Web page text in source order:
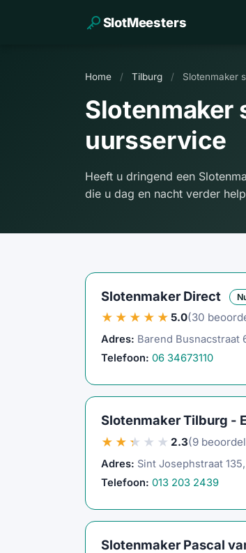
SlotMeesters
Home / Tilburg / Slotenmaker
Slotenmaker
uursservice
Heeft u dringend een
die u dag en nacht verder
Slotenmaker Direct
★★★★★ 5.0(30
Adres: Barend Busnacstraat
Telefoon: 06 34673110
Slotenmaker Tilburg -
★★★★★ 2.3(9
Adres: Sint Josephstraat
Telefoon: 013 203 2439
Slotenmaker Pascal